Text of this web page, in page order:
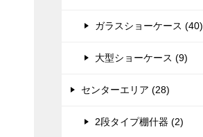
ガラスショーケース (40)
大型ショーケース (9)
センターエリア (28)
2段タイプ棚什器 (2)